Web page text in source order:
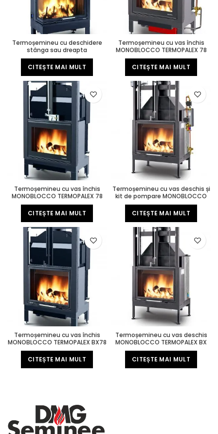
Termoșemineu cu deschidere
stânga sau dreapta
MONOBLOCCO TERMOPALEX 78
V08
CITEȘTE MAI MULT
Termoșemineu cu vas închis
MONOBLOCCO TERMOPALEX 78
Fast
CITEȘTE MAI MULT
Termoșemineu cu vas închis
MONOBLOCCO TERMOPALEX 78
CITEȘTE MAI MULT
Termoșemineu cu vas deschis și
kit de pompare MONOBLOCCO
TERMOPALEX BX 300 Fast
CITEȘTE MAI MULT
Termoșemineu cu vas închis
MONOBLOCCO TERMOPALEX BX78
CITEȘTE MAI MULT
Termoșemineu cu vas deschis
MONOBLOCCO TERMOPALEX BX
300
CITEȘTE MAI MULT